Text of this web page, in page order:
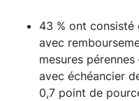
43 % ont consisté
avec
mesures
avec échéancier
0,7 point de